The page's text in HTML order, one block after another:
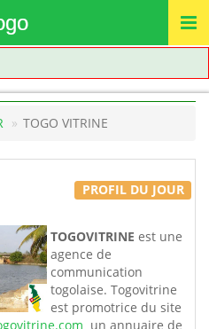
TOGO VITRINE
PROFIL DU JOUR
TOGOVITRINE est une
agence de
communication
togolaise. Togovitrine
est promotrice du site
un annuaire de